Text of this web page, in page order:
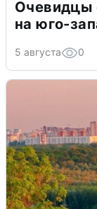
Очевидцы
на юго-
5 августа 0